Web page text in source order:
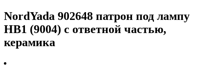
NordYada 902648 патрон под лампу
HB1 (9004) с ответной частью,
керамика